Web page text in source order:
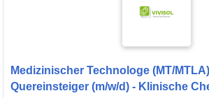
Medizinischer Technologe (MT/
Quereinsteiger (m/w/d) - Klinische